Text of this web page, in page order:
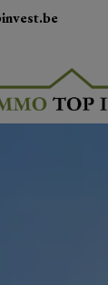
Invest, dé